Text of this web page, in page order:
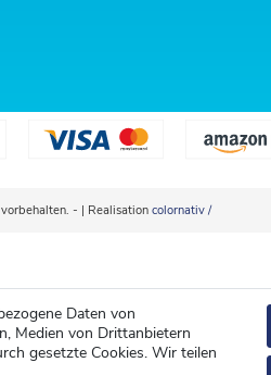
Daten von
Medien von Drittanbietern
gesetzte Cookies. Wir teilen
- | Realisation colornativ /